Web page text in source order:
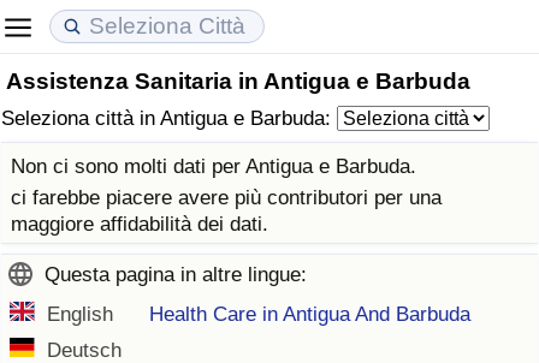
Assistenza Sanitaria in Antigua e Barbuda
Seleziona città in Antigua e Barbuda:
Non ci sono molti dati per Antigua e Barbuda.
ci farebbe piacere avere più contributori per una
maggiore affidabilità dei dati.
Questa pagina in altre lingue:
English
Health Care in Antigua And Barbuda
Deutsch
Costo della vita
Indice Del Costo Della Vita
Indice del Costo della Vita per Nazione
ad Aqaba
Prezzi degli immobili
Indice del Prezzo delle Case
Indice del Prezzo delle Case per Nazione
Qualità della Vita
Indice della Qualità della Vita (Corrente)
Indice della qualità della vita per Paese
Criminalità